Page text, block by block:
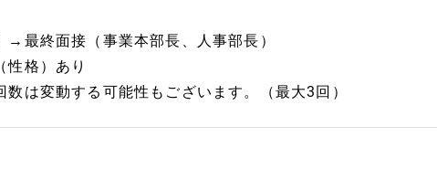
→最終面接（事業本部長、人事部長）
格）あり
は変動する可能性もございます。（最大3回）